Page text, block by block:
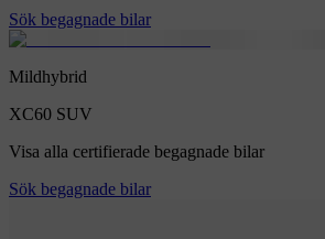
Sök begagnade bilar
Mildhybrid
XC60 SUV
Visa alla certifierade begagnade bilar
Sök begagnade bilar